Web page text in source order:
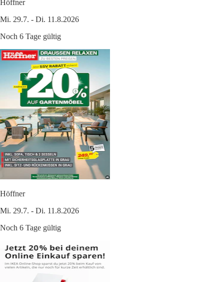
Höffner
Mi. 29.7. - Di. 11.8.2026
Noch 6 Tage gültig
Höffner
Mi. 29.7. - Di. 11.8.2026
Noch 6 Tage gültig